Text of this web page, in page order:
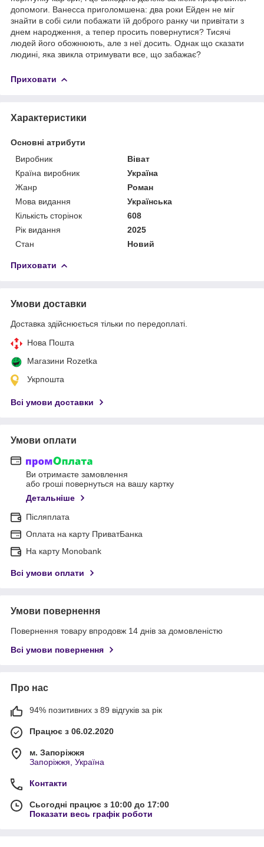
допомоги. Ванесса приголомшена: два роки Ейден не міг
знайти в собі сили побажати їй доброго ранку чи привітати з
днем народження, а тепер просить повернутися? Тисячі
людей його обожнюють, але з неї досить. Однак що сказати
людині, яка звикла отримувати все, що забажає?
Приховати
Характеристики
Основні атрибути
Виробник
Віват
Країна виробник
Україна
Жанр
Роман
Мова видання
Українська
Кількість сторінок
608
Рік видання
2025
Стан
Новий
Приховати
Умови доставки
Доставка здійснюється тільки по передоплаті.
Нова Пошта
Магазини Rozetka
Укрпошта
Всі умови доставки
Умови оплати
Ви отримаєте замовлення
або гроші повернуться на вашу картку
Детальніше
Післяплата
Оплата на карту ПриватБанка
На карту Monobank
Всі умови оплати
Умови повернення
Повернення товару впродовж 14 днів за домовленістю
Всі умови повернення
Про нас
94% позитивних з 89 відгуків за рік
Працює з 06.02.2020
м. Запоріжжя
Запоріжжя, Україна
Контакти
Сьогодні працює з 10:00 до 17:00
Показати весь графік роботи